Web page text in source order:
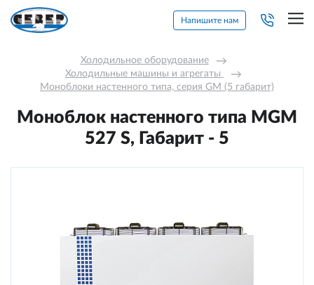
Напишите нам
Холодильное оборудование →
Холодильные машины и агрегаты →
Моноблоки настенного типа, серия GM (5 габарит)
Моноблок настенного типа MGМ
527 S, Габарит - 5